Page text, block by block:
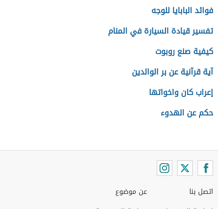
فوائد البابايا للوجه
تفسير قيادة السيارة في المنام
كيفية صنع روبوت
آية قرآنية عن بر الوالدين
إعراب كان واخواتها
حكم عن الهدوء
اتصل بنا
عن موضوع